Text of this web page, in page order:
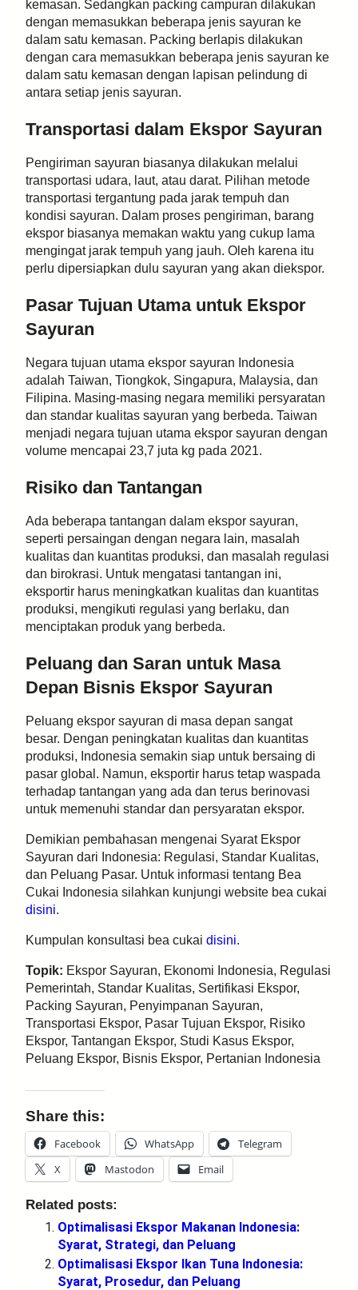
kemasan. Sedangkan packing campuran dilakukan
dengan memasukkan beberapa jenis sayuran ke
dalam satu kemasan. Packing berlapis dilakukan
dengan cara memasukkan beberapa jenis sayuran ke
dalam satu kemasan dengan lapisan pelindung di
antara setiap jenis sayuran.
Transportasi dalam Ekspor Sayuran
Pengiriman sayuran biasanya dilakukan melalui
transportasi udara, laut, atau darat. Pilihan metode
transportasi tergantung pada jarak tempuh dan
kondisi sayuran. Dalam proses pengiriman, barang
ekspor biasanya memakan waktu yang cukup lama
mengingat jarak tempuh yang jauh. Oleh karena itu
perlu dipersiapkan dulu sayuran yang akan diekspor.
Pasar Tujuan Utama untuk Ekspor
Sayuran
Negara tujuan utama ekspor sayuran Indonesia
adalah Taiwan, Tiongkok, Singapura, Malaysia, dan
Filipina. Masing-masing negara memiliki persyaratan
dan standar kualitas sayuran yang berbeda. Taiwan
menjadi negara tujuan utama ekspor sayuran dengan
volume mencapai 23,7 juta kg pada 2021.
Risiko dan Tantangan
Ada beberapa tantangan dalam ekspor sayuran,
seperti persaingan dengan negara lain, masalah
kualitas dan kuantitas produksi, dan masalah regulasi
dan birokrasi. Untuk mengatasi tantangan ini,
eksportir harus meningkatkan kualitas dan kuantitas
produksi, mengikuti regulasi yang berlaku, dan
menciptakan produk yang berbeda.
Peluang dan Saran untuk Masa
Depan Bisnis Ekspor Sayuran
Peluang ekspor sayuran di masa depan sangat
besar. Dengan peningkatan kualitas dan kuantitas
produksi, Indonesia semakin siap untuk bersaing di
pasar global. Namun, eksportir harus tetap waspada
terhadap tantangan yang ada dan terus berinovasi
untuk memenuhi standar dan persyaratan ekspor.
Demikian pembahasan mengenai Syarat Ekspor
Sayuran dari Indonesia: Regulasi, Standar Kualitas,
dan Peluang Pasar. Untuk informasi tentang Bea
Cukai Indonesia silahkan kunjungi website bea cukai
disini.
Kumpulan konsultasi bea cukai disini.
Topik: Ekspor Sayuran, Ekonomi Indonesia, Regulasi
Pemerintah, Standar Kualitas, Sertifikasi Ekspor,
Packing Sayuran, Penyimpanan Sayuran,
Transportasi Ekspor, Pasar Tujuan Ekspor, Risiko
Ekspor, Tantangan Ekspor, Studi Kasus Ekspor,
Peluang Ekspor, Bisnis Ekspor, Pertanian Indonesia
Share this:
Facebook WhatsApp
Telegram
X
Mastodon Email
Related posts:
Optimalisasi Ekspor Makanan Indonesia:
Syarat, Strategi, dan Peluang
Optimalisasi Ekspor Ikan Tuna Indonesia:
Syarat, Prosedur, dan Peluang